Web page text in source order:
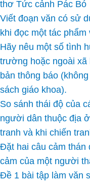
thơ Tức cảnh Pác Bó
Viết đoạn văn có sử
khi đọc một tác phẩm
Hãy nêu một số tình
trường hoặc ngoài xã
bản thông báo
sách giáo khoa).
So sánh thái độ của
người dân thuộc địa
tranh và khi chiến
Đặt hai câu cảm thán
cảm của một người
Đề 1 bài tập làm văn